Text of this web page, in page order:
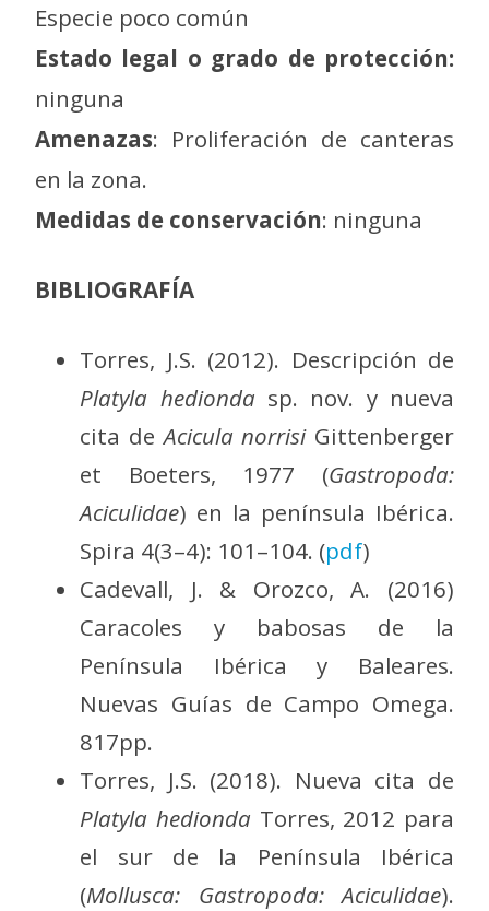
Especie poco común
Estado legal o grado de protección:
ninguna
Amenazas: Proliferación de canteras
en la zona.
Medidas de conservación: ninguna
BIBLIOGRAFÍA
Torres, J.S. (2012). Descripción de
Platyla hedionda sp. nov. y nueva
cita deAcicula norrisiGittenberger
et Boeters, 1977 (Gastropoda:
Aciculidae) en la península Ibérica.
Spira 4(3–4): 101–104. (pdf)
Cadevall, J. & Orozco, A. (2016)
Caracoles y babosas de la
Península Ibérica y Baleares.
Nuevas Guías de Campo Omega.
817pp.
Torres, J.S. (2018). Nueva cita de
Platyla hedionda Torres, 2012 para
el sur de la Península Ibérica
(Mollusca: Gastropoda: Aciculidae).